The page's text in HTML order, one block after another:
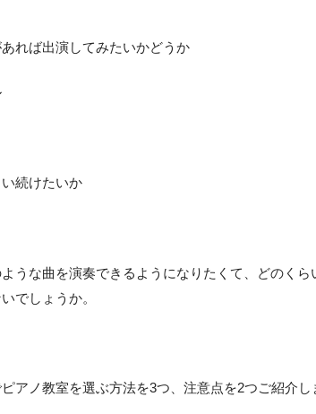
れば出演してみたいかどうか
続けたいか
うな曲を演奏できるようになりたくて、どのく
でしょうか。
アノ教室を選ぶ方法を3つ、注意点を2つご紹介し